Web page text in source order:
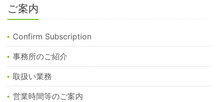
ご案内
Confirm Subscription
事務所のご紹介
取扱い業務
営業時間等のご案内